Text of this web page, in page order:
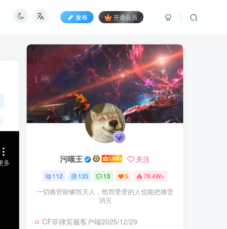
发布 开通会员
污喵王 关注
112 135 13 5 79.4W+
一切痛苦能够毁灭人，然而受苦的人也能把痛苦
消灭
CF菲律宾服客户端2025/12/29